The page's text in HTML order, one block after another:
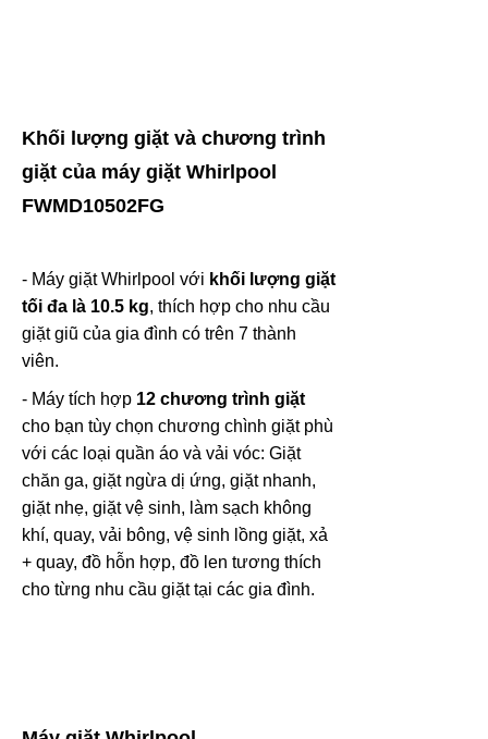
Khối lượng giặt và chương trình
giặt của máy giặt Whirlpool
FWMD10502FG
- Máy giặt Whirlpool với khối lượng giặt
tối đa là 10.5 kg, thích hợp cho nhu cầu
giặt giũ của gia đình có trên 7 thành
viên.
- Máy tích hợp 12 chương trình giặt
cho bạn tùy chọn chương chình giặt phù
với các loại quần áo và vải vóc: Giặt
chăn ga, giặt ngừa dị ứng, giặt nhanh,
giặt nhẹ, giặt vệ sinh, làm sạch không
khí, quay, vải bông, vệ sinh lồng giặt, xả
+ quay, đồ hỗn hợp, đồ len tương thích
cho từng nhu cầu giặt tại các gia đình.